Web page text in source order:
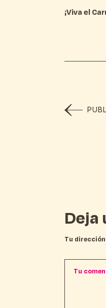
¡Viva el
Deja
Tu